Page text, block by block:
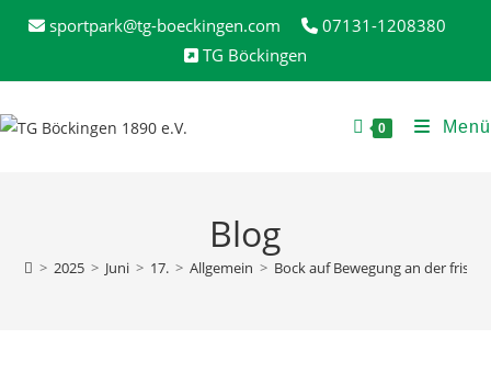
sportpark@tg-boeckingen.com
07131-1208380
TG Böckingen
0 Menü
Blog
> 2025 > Juni > 17. > Allgemein > Bock auf Bewegung an der